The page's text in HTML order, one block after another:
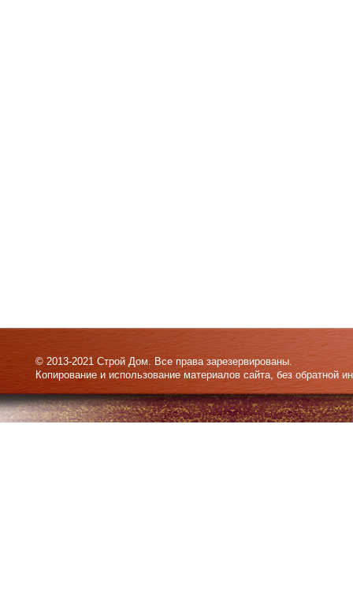
© 2013-2021 Строй Дом. Все права зарезервированы.
Копирование и использование материалов сайта, без обратной